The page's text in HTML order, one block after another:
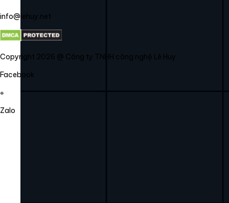
info@lehuy.net
Copyright 2026 @ Công ty TNHH công nghệ Lê Huy
Facebook
Zalo